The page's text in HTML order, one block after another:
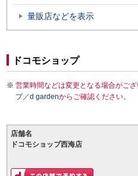
量販店などを表示
ドコモショップ
営業時間などは変更となる場合がご
プ／d gardenからご確認ください。
店舗名
ドコモショップ西海店